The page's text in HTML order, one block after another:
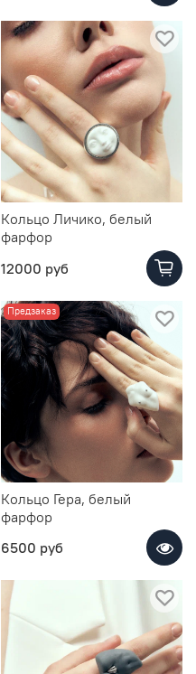
Кольцо Личико, белый
фарфор
12000 руб
Предзаказ
Кольцо Гера, белый
фарфор
6500 руб